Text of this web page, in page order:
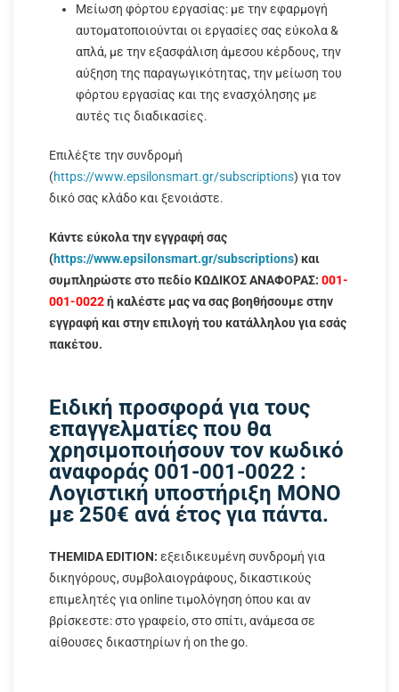
Μείωση φόρτου εργασίας: με την εφαρμογή
αυτοματοποιούνται οι εργασίες σας εύκολα &
απλά, με την εξασφάλιση άμεσου κέρδους, την
αύξηση της παραγωγικότητας, την μείωση του
φόρτου εργασίας και της ενασχόλησης με
αυτές τις διαδικασίες.
Επιλέξτε την συνδρομή
(https://www.epsilonsmart.gr/subscriptions) για τον
δικό σας κλάδο και ξενοιάστε.
Κάντε εύκολα την εγγραφή σας
(https://www.epsilonsmart.gr/subscriptions) και
συμπληρώστε στο πεδίο ΚΩΔΙΚΟΣ ΑΝΑΦΟΡΑΣ: 001-
001-0022ή καλέστε μας να σας βοηθήσουμε στην
εγγραφή και στην επιλογή του κατάλληλου για εσάς
πακέτου.
Ειδική προσφορά για τους
επαγγελματίες που θα
χρησιμοποιήσουν τον κωδικό
αναφοράς 001-001-0022 :
Λογιστική υποστήριξη ΜΟΝΟ
με 250€ ανά έτος για πάντα.
THEMIDA EDITION: εξειδικευμένη συνδρομή για
δικηγόρους, συμβολαιογράφους, δικαστικούς
επιμελητές για online τιμολόγηση όπου και αν
βρίσκεστε: στο γραφείο, στο σπίτι, ανάμεσα σε
αίθουσες δικαστηρίων ή on the go.